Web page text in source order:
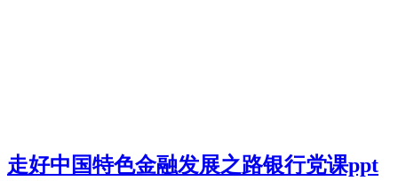
走好中国特色金融发展之路银行党课ppt